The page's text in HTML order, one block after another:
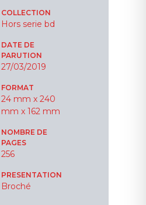
COLLECTION
Hors serie bd
DATE DE
PARUTION
27/03/2019
FORMAT
24 mm x 240
mm x 162 mm
NOMBRE DE
PAGES
256
PRESENTATION
Broché